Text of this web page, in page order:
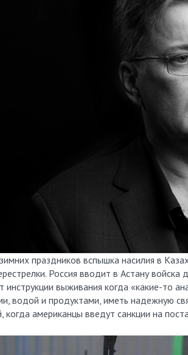
праздников вспышка насилия в
Россия вводит в Астану
инструкции выживания когда «какие-то
водой и продуктами, иметь надежную
когда американцы введут санкции на